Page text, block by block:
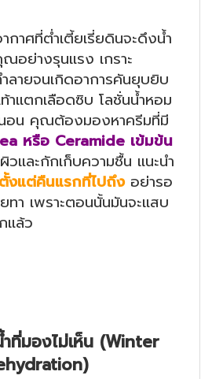
ศที่ต่ำเตี้ยเรี่ยดินจะดึงน้ำ
อย่างรุนแรง เกราะ
ลายจนเกิดอาการคันยุบยิบ
าแตกเลือดซิบ โลชั่นน้ำหอม
นอน คุณต้องมองหาครีมที่มี
หรือ Ceramide เข้มข้น
และกักเก็บความชื้น แนะนำ
งแต่คืนแรกที่ไปถึงอย่ารอ
า เพราะตอนนั้นมันจะแสบ
แล้ว
ำที่มองไม่เห็น (Winter